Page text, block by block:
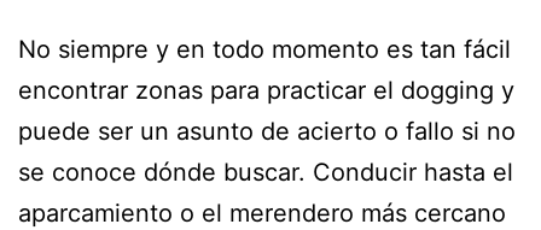
No siempre y en todo momento es tan fácil
encontrar zonas para practicar el dogging y
puede ser un asunto de acierto o fallo si no
se conoce dónde buscar. Conducir hasta el
aparcamiento o el merendero más cercano